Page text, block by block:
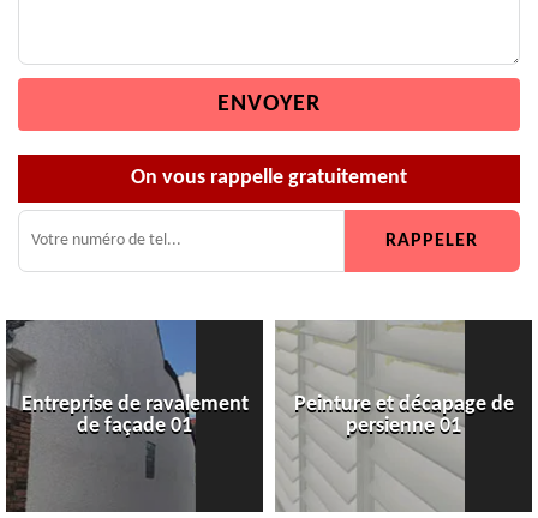
On vous rappelle gratuitement
Entreprise de ravalement
de façade 01
Peinture et décapage de
persienne 01